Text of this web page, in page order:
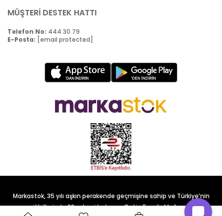
MÜŞTERİ DESTEK HATTI
Telefon No: 444 30 79
E-Posta: [email protected]
Markastok, 35 yılı aşkın perakende geçmişine sahip ve Türkiye’nin
çeşitli illerinde 22 şubesi bulunan Çetin Family Mağazacılık